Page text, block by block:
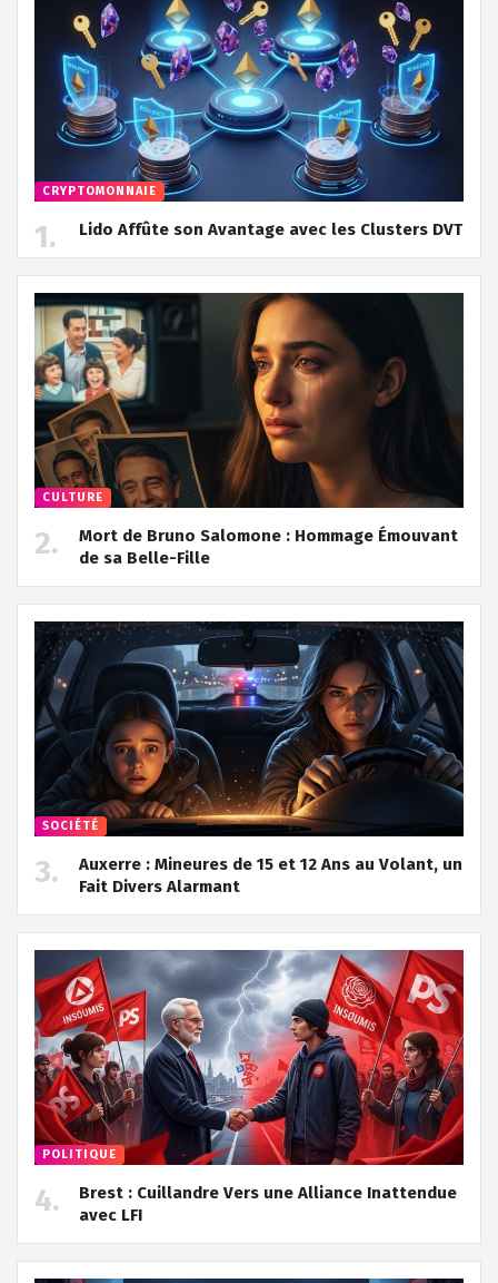
CRYPTOMONNAIE
Lido Affûte son Avantage avec les Clusters DVT
CULTURE
Mort de Bruno Salomone : Hommage Émouvant
de sa Belle-Fille
SOCIÉTÉ
Auxerre : Mineures de 15 et 12 Ans au Volant, un
Fait Divers Alarmant
POLITIQUE
Brest : Cuillandre Vers une Alliance Inattendue
avec LFI